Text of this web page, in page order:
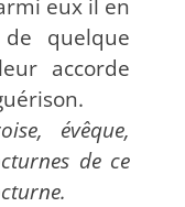
eux il en
quelque
accorde
évêque,
de ce